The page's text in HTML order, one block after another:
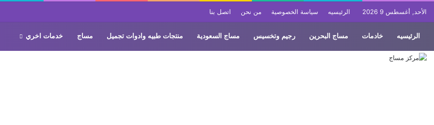
الأحد, أغسطس 9 2026 الرئيسيه سياسة الخصوصية من نحن اتصل بنا
الرئيسيه خادمات مساج البحرين رجيم وتخسيس مساج السعودية منتجات طبيه وادوات تجميل مساج خدمات اخري